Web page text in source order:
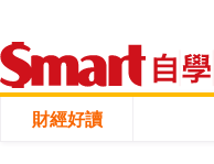
財經好讀